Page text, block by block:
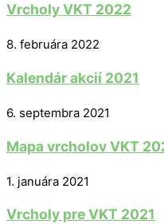
Vrcholy VKT 2022
8. februára 2022
Kalendár akcií 2021
6. septembra 2021
Mapa vrcholov VKT
1. januára 2021
Vrcholy pre VKT 2021